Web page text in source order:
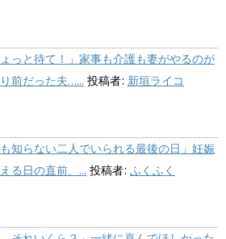
ょっと待て！」家事も介護も妻がやるのが
前だった夫…... 投稿者: 新垣ライコ
も知らない二人でいられる最後の日」妊娠
る日の直前、... 投稿者: ふくふく